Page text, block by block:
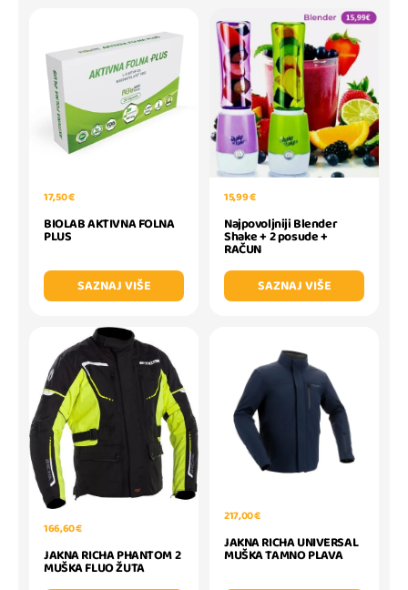
17,50 €
BIOLAB AKTIVNA FOLNA
PLUS
SAZNAJ VIŠE
15,99 €
Najpovoljniji Blender
Shake + 2 posude +
RAČUN
SAZNAJ VIŠE
166,60 €
JAKNA RICHA PHANTOM 2
MUŠKA FLUO ŽUTA
217,00 €
JAKNA RICHA UNIVERSAL
MUŠKA TAMNO PLAVA